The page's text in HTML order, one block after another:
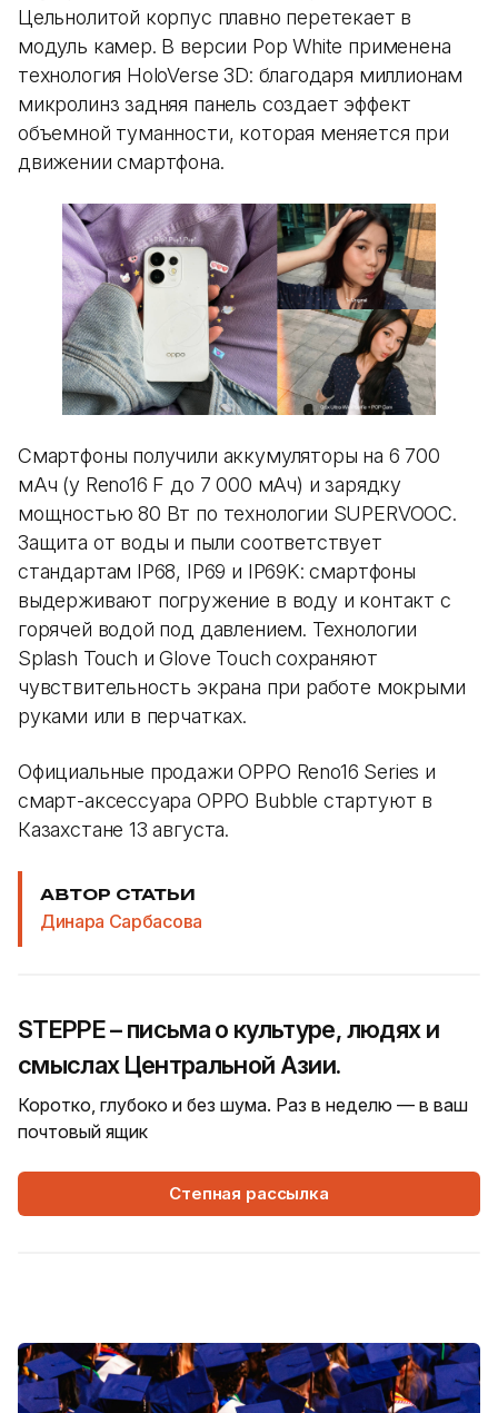
Цельнолитой корпус плавно перетекает в
модуль камер. В версии Pop White применена
технология HoloVerse 3D: благодаря миллионам
микролинз задняя панель создает эффект
объемной туманности, которая меняется при
движении смартфона.
Смартфоны получили аккумуляторы на 6 700
мАч (у Reno16 F до 7 000 мАч) и зарядку
мощностью 80 Вт по технологии SUPERVOOC.
Защита от воды и пыли соответствует
стандартам IP68, IP69 и IP69K: смартфоны
выдерживают погружение в воду и контакт с
горячей водой под давлением. Технологии
Splash Touch и Glove Touch сохраняют
чувствительность экрана при работе мокрыми
руками или в перчатках.
Официальные продажи OPPO Reno16 Series и
смарт-аксессуара OPPO Bubble стартуют в
Казахстане 13 августа.
АВТОР СТАТЬИ
Динара Сарбасова
STEPPE – письма о культуре, людях и
смыслах Центральной Азии.
Коротко, глубоко и без шума. Раз в неделю — в ваш
почтовый ящик
Степная рассылка